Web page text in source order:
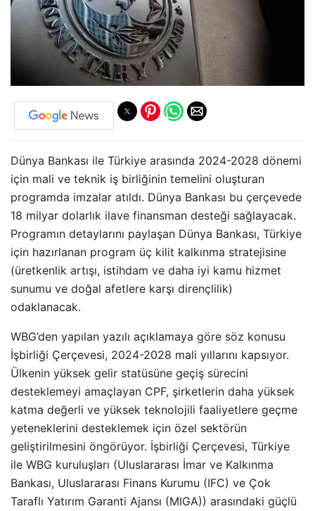
Dünya Bankası ile Türkiye arasında 2024-2028 dönemi
için mali ve teknik iş birliğinin temelini oluşturan
programda imzalar atıldı. Dünya Bankası bu çerçevede
18 milyar dolarlık ilave finansman desteği sağlayacak.
Programın detaylarını paylaşan Dünya Bankası, Türkiye
için hazırlanan program üç kilit kalkınma stratejisine
(üretkenlik artışı, istihdam ve daha iyi kamu hizmet
sunumu ve doğal afetlere karşı dirençlilik)
odaklanacak.
WBG’den yapılan yazılı açıklamaya göre söz konusu
İşbirliği Çerçevesi, 2024-2028 mali yıllarını kapsıyor.
Ülkenin yüksek gelir statüsüne geçiş sürecini
desteklemeyi amaçlayan CPF, şirketlerin daha yüksek
katma değerli ve yüksek teknolojili faaliyetlere geçme
yeteneklerini desteklemek için özel sektörün
geliştirilmesini öngörüyor. İşbirliği Çerçevesi, Türkiye
ile WBG kuruluşları (Uluslararası İmar ve Kalkınma
Bankası, Uluslararası Finans Kurumu (IFC) ve Çok
Taraflı Yatırım Garanti Ajansı (MIGA)) arasındaki güçlü